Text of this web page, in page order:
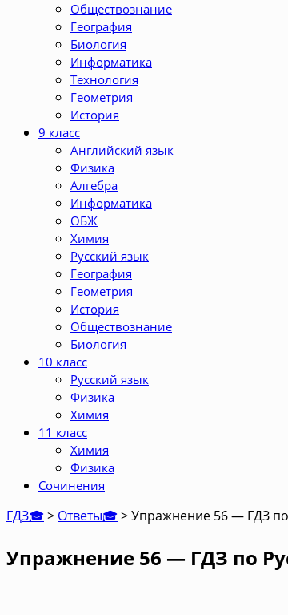
Обществознание
География
Биология
Информатика
Технология
Геометрия
История
9 класс
Английский язык
Физика
Алгебра
Информатика
ОБЖ
Химия
Русский язык
География
Геометрия
История
Обществознание
Биология
10 класс
Русский язык
Физика
Химия
11 класс
Химия
Физика
Сочинения
ГДЗ🎓> Ответы🎓>Упражнение 56 — ГДЗ по
Упражнение 56 — ГДЗ по